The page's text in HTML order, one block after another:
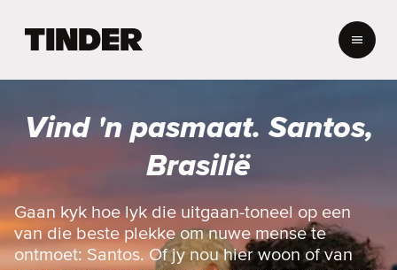
r
t
i
s
b
Vind 'n pasmaat. Santos,
Brasilië
Gaan kyk hoe lyk die uitgaan-toneel op een
van die beste plekke om nuwe mense te
ontmoet: Santos. Of jy nou hier woon of van